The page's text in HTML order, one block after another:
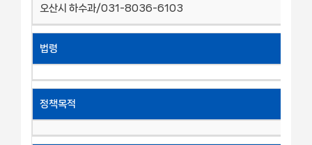
오산시 하수과/031-8036-6103
법령
정책목적